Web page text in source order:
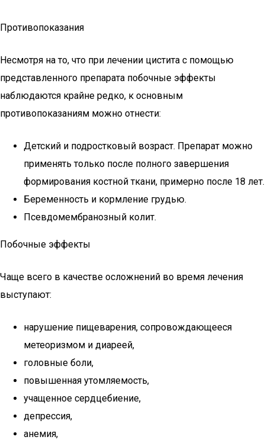
Противопоказания
Несмотря на то, что при лечении цистита с помощью
представленного препарата побочные эффекты
наблюдаются крайне редко, к основным
противопоказаниям можно отнести:
Детский и подростковый возраст. Препарат можно
применять только после полного завершения
формирования костной ткани, примерно после 18 лет.
Беременность и кормление грудью.
Псевдомембранозный колит.
Побочные эффекты
Чаще всего в качестве осложнений во время лечения
выступают:
нарушение пищеварения, сопровождающееся
метеоризмом и диареей,
головные боли,
повышенная утомляемость,
учащенное сердцебиение,
депрессия,
анемия,